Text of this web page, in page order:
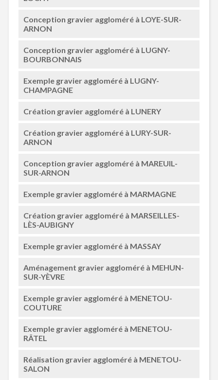
Conception gravier aggloméré à LOYE-SUR-
ARNON
Conception gravier aggloméré à LUGNY-
BOURBONNAIS
Exemple gravier aggloméré à LUGNY-
CHAMPAGNE
Création gravier aggloméré à LUNERY
Création gravier aggloméré à LURY-SUR-
ARNON
Conception gravier aggloméré à MAREUIL-
SUR-ARNON
Exemple gravier aggloméré à MARMAGNE
Création gravier aggloméré à MARSEILLES-
LÈS-AUBIGNY
Exemple gravier aggloméré à MASSAY
Aménagement gravier aggloméré à MEHUN-
SUR-YÈVRE
Exemple gravier aggloméré à MENETOU-
COUTURE
Exemple gravier aggloméré à MENETOU-
RÂTEL
Réalisation gravier aggloméré à MENETOU-
SALON